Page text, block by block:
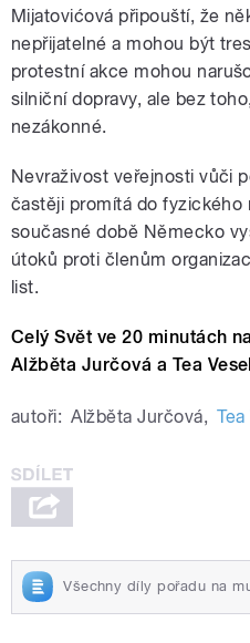
Mijatovićová připouští, že
nepřijatelné a mohou být
protestní akce mohou
silniční dopravy, ale bez
nezákonné.
Nevraživost veřejnosti vůči
častěji promítá do fyzického
současné době Německo
útoků proti členům
list.
Celý Svět ve 20 minutách
Alžběta Jurčová a Tea
autoři: Alžběta Jurčová,
Všechny díly pořadu na